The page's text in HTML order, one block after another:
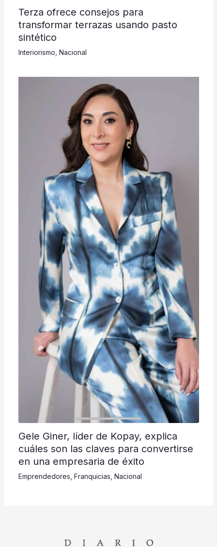
Terza ofrece consejos para
transformar terrazas usando pasto
sintético
Interiorismo Nacional
Gele Giner, líder de Kopay, explica
cuáles son las claves para convertirse
en una empresaria de éxito
Emprendedores, Franquicias, Nacional